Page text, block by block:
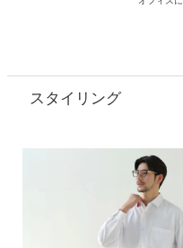
スタイリング